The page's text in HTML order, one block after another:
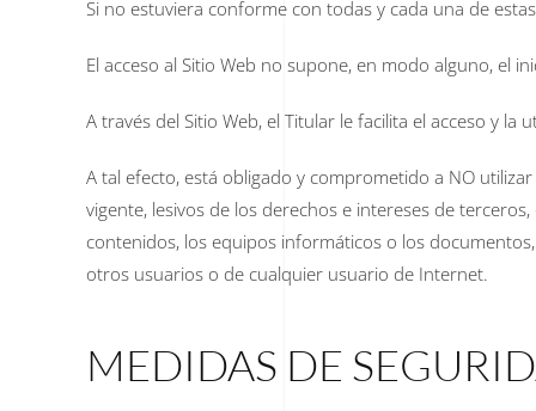
Si no estuviera conforme con todas y cada una de
El acceso al Sitio Web no supone, en modo alguno, el
A través del Sitio Web, el Titular le facilita el acceso y
A tal efecto, está obligado y comprometido a NO
vigente, lesivos de los derechos e intereses de
contenidos, los equipos informáticos o los
otros usuarios o de cualquier usuario de Internet.
MEDIDAS DE